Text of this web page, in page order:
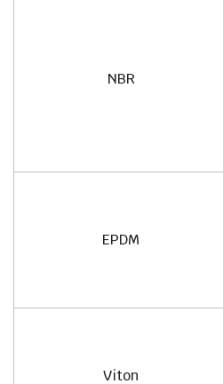
NBR
EPDM
Viton